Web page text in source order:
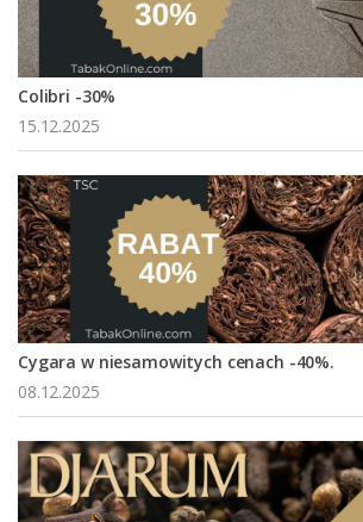
Colibri -30%
15.12.2025
Cygara w niesamowitych cenach -40%.
08.12.2025